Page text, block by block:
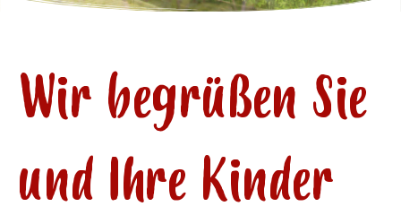
Wir begrüßen Sie
und Ihre Kinder